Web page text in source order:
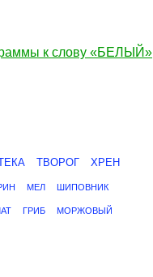
к слову «БЕЛЫЙ»
ТВОРОГ ХРЕН
МЕЛ ШИПОВНИК
ГРИБ МОРЖОВЫЙ